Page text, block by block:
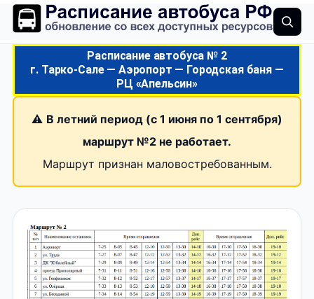
Расписание автобуса № 2
г. Тарко-Сале — Аэропорт — Городская баня —
РЦ «Апельсин»
⚠️ В летний период (с 1 июня по 1 сентября)
маршрут №2 не работает.
Маршрут признан маловостребованным.